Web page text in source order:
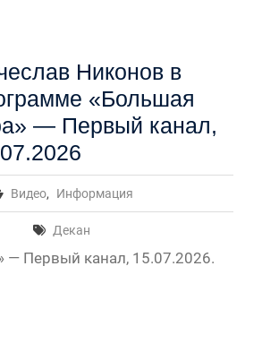
Никонов в
«Большая
— Первый канал,
Видео, Информация
Декан
— Первый канал, 15.07.2026.